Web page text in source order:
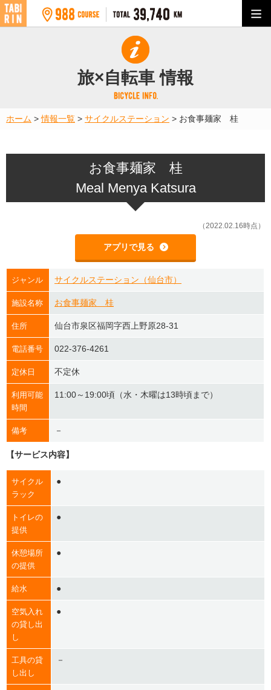
旅×自転車 情報
ホーム >情報一覧 > サイクルステーション > お食事麺家 桂
お食事麺家 桂
Meal Menya Katsura
（2022.02.16時点）
アプリで見る
ジャンル サイクルステーション（仙台市）
施設名称 お食事麺家 桂
住所 仙台市泉区福岡字西上野原28-31
電話番号 022-376-4261
定休日 不定休
利用可能
時間
11:00～19:00頃（水・木曜は13時頃まで）
備考 －
【サービス内容】
サイクル
ラック
●
トイレの
提供
●
休憩場所
の提供
●
給水 ●
空気入れ
の貸し出
し
●
工具の貸
し出し
－